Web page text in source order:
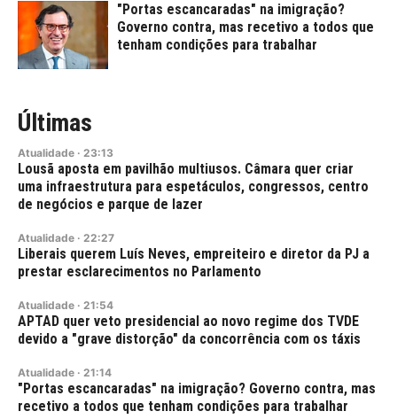
"Portas escancaradas" na imigração?
Governo contra, mas recetivo a todos que
tenham condições para trabalhar
Últimas
Atualidade · 23:13
Lousã aposta em pavilhão multiusos. Câmara quer criar
uma infraestrutura para espetáculos, congressos, centro
de negócios e parque de lazer
Atualidade · 22:27
Liberais querem Luís Neves, empreiteiro e diretor da PJ a
prestar esclarecimentos no Parlamento
Atualidade · 21:54
APTAD quer veto presidencial ao novo regime dos TVDE
devido a "grave distorção" da concorrência com os táxis
Atualidade · 21:14
"Portas escancaradas" na imigração? Governo contra, mas
recetivo a todos que tenham condições para trabalhar